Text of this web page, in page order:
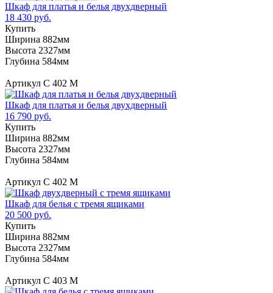
Шкаф для платья и белья двухдверный
18 430 руб.
Купить
Ширина 882мм
Высота 2327мм
Глубина 584мм
Артикул С 402 М
Шкаф для платья и белья двухдверный
16 790 руб.
Купить
Ширина 882мм
Высота 2327мм
Глубина 584мм
Артикул С 402 М
Шкаф для белья с тремя ящиками
20 500 руб.
Купить
Ширина 882мм
Высота 2327мм
Глубина 584мм
Артикул С 403 М